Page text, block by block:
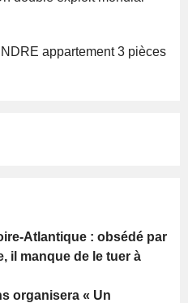
appartement 3 pièces
Atlantique : obsédé par
il manque de le tuer à
organisera « Un